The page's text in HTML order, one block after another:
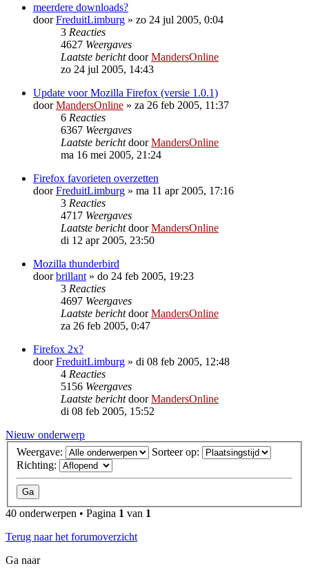
meerdere downloads?
doorFreduitLimburg » zo 24 jul 2005, 0:04
3 Reacties
4627 Weergaves
Laatste berichtdoorMandersOnline
zo 24 jul 2005, 14:43
Update voor Mozilla Firefox (versie 1.0.1)
doorMandersOnline » za 26 feb 2005, 11:37
6 Reacties
6367 Weergaves
Laatste berichtdoorMandersOnline
ma 16 mei 2005, 21:24
Firefox favorieten overzetten
doorFreduitLimburg » ma 11 apr 2005, 17:16
3 Reacties
4717 Weergaves
Laatste berichtdoorMandersOnline
di 12 apr 2005, 23:50
Mozilla thunderbird
doorbrillant » do 24 feb 2005, 19:23
3 Reacties
4697 Weergaves
Laatste berichtdoorMandersOnline
za 26 feb 2005, 0:47
Firefox 2x?
doorFreduitLimburg » di 08 feb 2005, 12:48
4 Reacties
5156 Weergaves
Laatste berichtdoorMandersOnline
di 08 feb 2005, 15:52
Nieuw onderwerp
Weergave:
Sorteer op:
Richting:
40 onderwerpen • Pagina 1 van 1
Terug naar het forumoverzicht
Ga naar